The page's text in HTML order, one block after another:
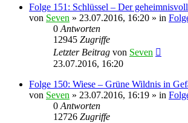
Folge 151: Schlüssel – Der
von Seven » 23.07.2016, 16:20 » in
0 Antworten
12945 Zugriffe
Letzter Beitrag von Seven
23.07.2016, 16:20
Folge 150: Wiese – Grüne Wildnis in
von Seven » 23.07.2016, 16:19 » in
0 Antworten
12726 Zugriffe